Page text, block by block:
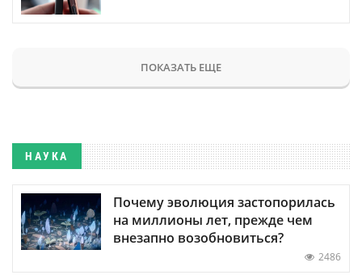
ПОКАЗАТЬ ЕЩЕ
НАУКА
Почему эволюция застопорилась
на миллионы лет, прежде чем
внезапно возобновиться?
2486